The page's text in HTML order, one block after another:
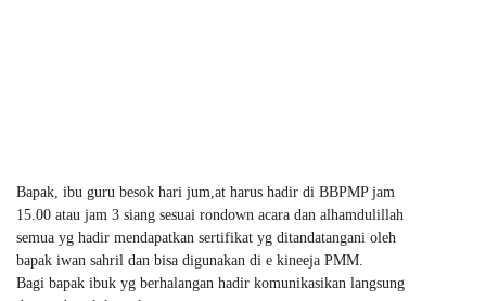
Bapak, ibu guru besok hari jum,at harus hadir di BBPMP jam
15.00 atau jam 3 siang sesuai rondown acara dan alhamdulillah
semua yg hadir mendapatkan sertifikat yg ditandatangani oleh
bapak iwan sahril dan bisa digunakan di e kineeja PMM.
Bagi bapak ibuk yg berhalangan hadir komunikasikan langsung